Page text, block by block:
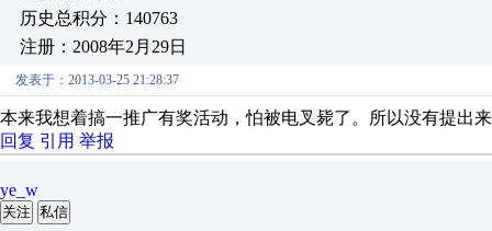
历史总积分：140763
注册：2008年2月29日
发表于：2013-03-25 21:28:37
本来我想着搞一推广有奖活动，怕被电叉毙了。所以没有提出来
回复 引用 举报
ye_w
关注 私信